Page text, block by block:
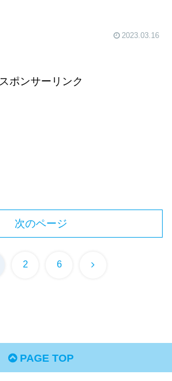
2023.03.16
スポンサーリンク
次のページ
2 6 次
PAGE TOP